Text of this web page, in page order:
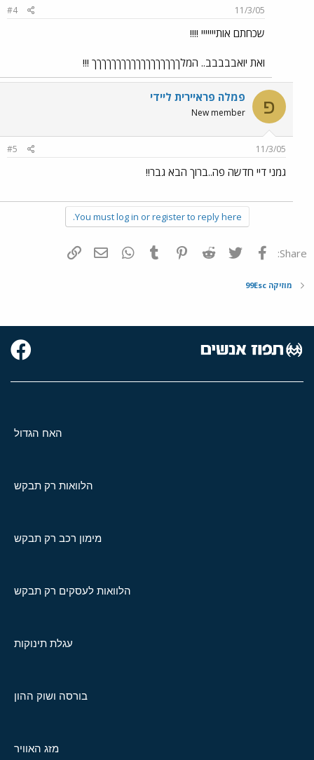
11/3/05
#4
שכחתם אותייייייי !!!!
ואת יואבבבבב.. המלךךךךךךךךךךךךךךךךךך !!!
פ פמלה פראיירית ליידי
New member
11/3/05
#5
גמני דיי חדשה פה..ברוך הבא גבר!!
You must log in or register to reply here.
Share: פייסבוק Twitter
Reddit
Pinterest
Tumblr
WhatsAppדואר אלקטרוני
מוזיקה 99Esc
האח הגדול
הלוואות רק תבקש
מימון רכב רק תבקש
הלוואות לעסקים רק תבקש
עגלת תינוקות
בורסה ושוק ההון
מזג האוויר